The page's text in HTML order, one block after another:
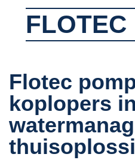
FLOTEC
Flotec
koplopers in